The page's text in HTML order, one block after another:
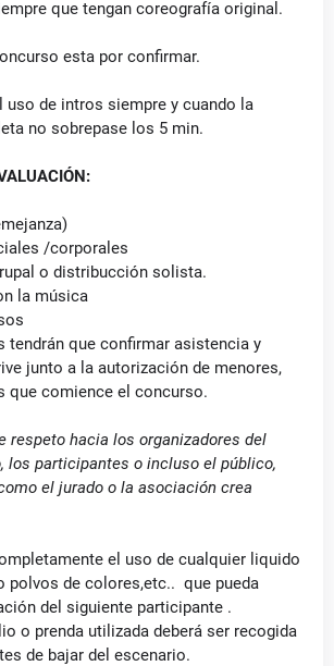
que tengan coreografía original.
esta por confirmar.
uso de intros siempre y cuando la
no sobrepase los 5 min.
/corporales
o distribucción solista.
la música
tendrán que confirmar asistencia y
junto a la autorización de menores,
que comience el concurso.
respeto hacia los organizadores del
los participantes o incluso el público,
el jurado o la asociación crea
el uso de cualquier liquido
polvos de colores,etc.. que pueda
del siguiente participante .
o prenda utilizada deberá ser recogida
de bajar del escenario.